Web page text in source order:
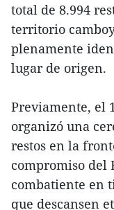
total de 8.994
territorio
plenamente
lugar de origen.
Previamente, el
organizó una
restos en la
compromiso del
combatiente en
que descansen